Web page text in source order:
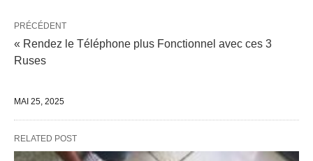
PRÉCÉDENT
« Rendez le Téléphone plus Fonctionnel avec ces 3
Ruses
MAI 25, 2025
RELATED POST